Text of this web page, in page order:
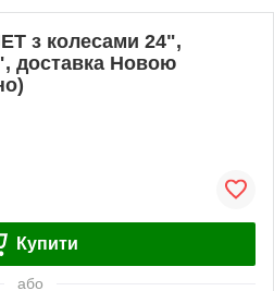
з колесами 24",
доставка Новою
Купити
або